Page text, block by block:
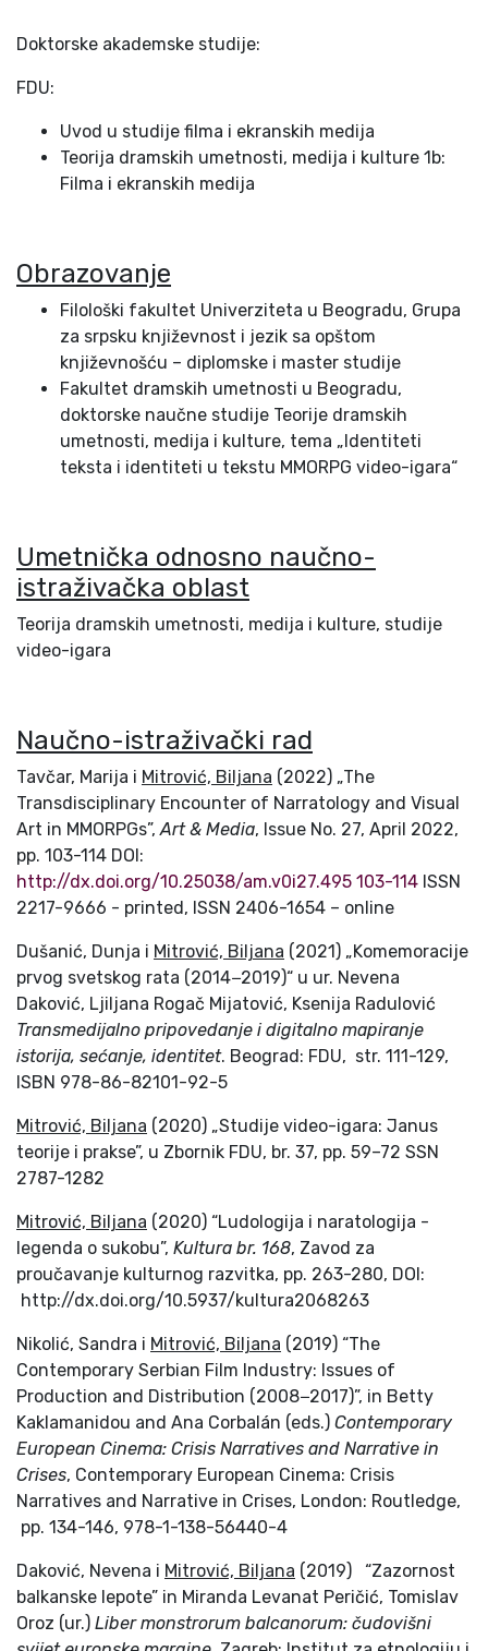
Doktorske akademske studije:
FDU:
Uvod u studije filma i ekranskih medija
Teorija dramskih umetnosti, medija i kulture 1b:
Filma i ekranskih medija
Obrazovanje
Filološki fakultet Univerziteta u Beogradu, Grupa
za srpsku književnost i jezik sa opštom
književnošću – diplomske i master studije
Fakultet dramskih umetnosti u Beogradu,
doktorske naučne studije Teorije dramskih
umetnosti, medija i kulture, tema „Identiteti
teksta i identiteti u tekstu MMORPG video-igara“
Umetnička odnosno naučno-
istraživačka oblast
Teorija dramskih umetnosti, medija i kulture, studije
video-igara
Naučno-istraživački rad
Tavčar, Marija i Mitrović, Biljana (2022) „The
Transdisciplinary Encounter of Narratology and Visual
Art in MMORPGs”,Art & Media, Issue No. 27, April 2022,
pp. 103-114 DOI:
http://dx.doi.org/10.25038/am.v0i27.495 103-114 ISSN
2217-9666 - printed, ISSN 2406-1654 – online
Dušanić, Dunja i Mitrović, Biljana (2021) „Komemoracije
prvog svetskog rata (2014−2019)“ u ur. Nevena
Daković, Ljiljana Rogač Mijatović, Ksenija Radulović
Transmedijalno pripovedanje i digitalno mapiranje
istorija, sećanje, identitet. Beograd: FDU, str. 111-129,
ISBN 978-86-82101-92-5
Mitrović, Biljana (2020) „Studije video-igara: Janus
teorije i prakse”, u Zbornik FDU, br. 37, pp. 59–72 SSN
2787-1282
Mitrović, Biljana (2020) “Ludologija i naratologija -
legenda o sukobu”, Kultura br. 168, Zavod za
proučavanje kulturnog razvitka, pp. 263-280, DOI:
http://dx.doi.org/10.5937/kultura2068263
Nikolić, Sandra i Mitrović, Biljana (2019) “The
Contemporary Serbian Film Industry: Issues of
Production and Distribution (2008−2017)”, in Betty
Kaklamanidou and Ana Corbalán (eds.) Contemporary
European Cinema: Crisis Narratives and Narrative in
Crises, Contemporary European Cinema: Crisis
Narratives and Narrative in Crises, London: Routledge,
pp. 134-146, 978-1-138-56440-4
Daković, Nevena i Mitrović, Biljana (2019) “Zazornost
balkanske lepote” in Miranda Levanat Peričić, Tomislav
Oroz (ur.) Liber monstrorum balcanorum: čudovišni